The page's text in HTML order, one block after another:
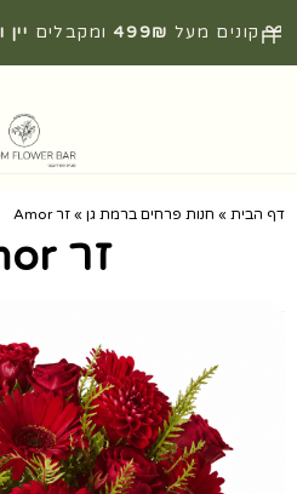
קונים מעל 499₪ ומקבלים
דף הבית » חנות פרחים ברמת גן » זר Amor
זר Amor